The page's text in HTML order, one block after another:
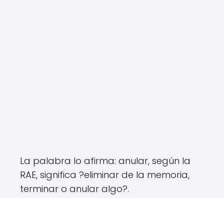
La palabra lo afirma: anular, según la
RAE, significa ?eliminar de la memoria,
terminar o anular algo?.